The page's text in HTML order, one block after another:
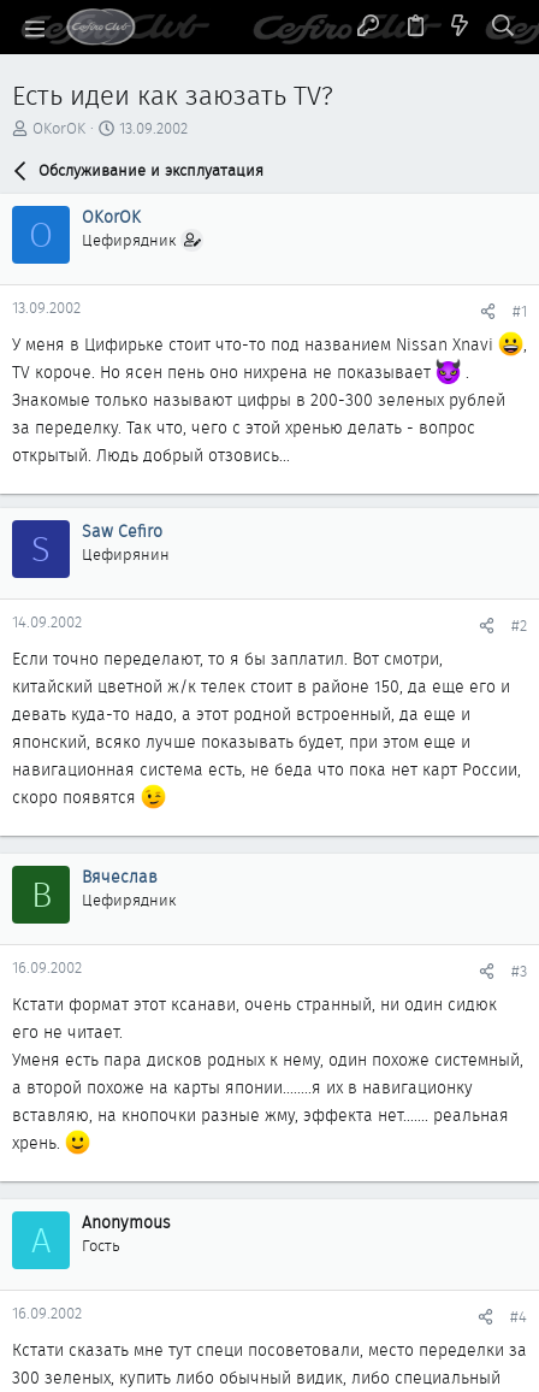
Есть идеи как заюзать TV?
А
р
т
м
ы
OKorOK
Д
т
н
а
ч
а
13.09.2002
Обслуживание и эксплуатация
O OKorOK
Цефирядник
13.09.2002 #1
У меня в Цифирьке стоит что-то под названием Nissan Xnavi
,
TV короче. Но ясен пень оно нихрена не показывает
.
Знакомые только называют цифры в 200-300 зеленых рублей
за переделку. Так что, чего с этой хренью делать - вопрос
открытый. Людь добрый отзовись...
S Saw Cefiro
Цефирянин
14.09.2002 #2
Если точно переделают, то я бы заплатил. Вот смотри,
китайский цветной ж/к телек стоит в районе 150, да еще его и
девать куда-то надо, а этот родной встроенный, да еще и
японский, всяко лучше показывать будет, при этом еще и
навигационная система есть, не беда что пока нет карт России,
скоро появятся
В Вячеслав
Цефирядник
16.09.2002 #3
Кстати формат этот ксанави, очень странный, ни один сидюк
его не читает.
Уменя есть пара дисков родных к нему, один похоже системный,
а второй похоже на карты японии........я их в навигационку
вставляю, на кнопочки разные жму, эффекта нет....... реальная
хрень.
A Anonymous
Гость
16.09.2002 #4
Кстати сказать мне тут специ посоветовали, место переделки за
300 зеленых, купить либо обычный видик, либо специальный